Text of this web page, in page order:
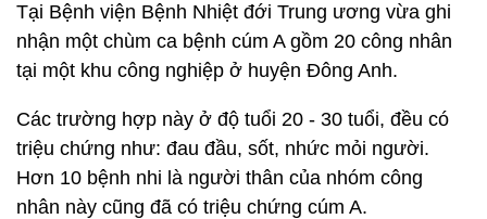
Tại Bệnh viện Bệnh Nhiệt đới Trung ương vừa ghi
nhận một chùm ca bệnh cúm A gồm 20 công nhân
tại một khu công nghiệp ở huyện Đông Anh.
Các trường hợp này ở độ tuổi 20 - 30 tuổi, đều có
triệu chứng như: đau đầu, sốt, nhức mỏi người.
Hơn 10 bệnh nhi là người thân của nhóm công
nhân này cũng đã có triệu chứng cúm A.